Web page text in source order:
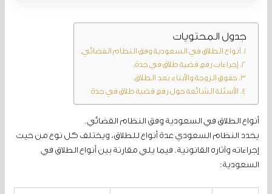
جدول المحتويات
أنواع الطلاق في السعودية وفق النظام القضائي.
إجراءات رفع قضية طلاق في جدة.
حقوق الزوجة والأبناء بعد الطلاق.
الأسئلة الشائعة حول رفع قضية طلاق في جدة
أنواع الطلاق في السعودية وفق النظام القضائي.
يحدد النظام السعودي عدة أنواع للطلاق، ويختلف كل نوع من حيث
إجراءاته وآثاره القانونية. فيما يلي مقارنة بين أنواع الطلاق في
السعودية: